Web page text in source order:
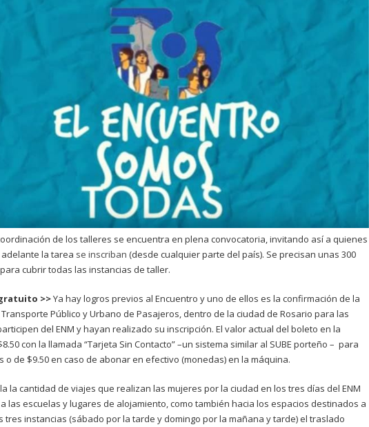
de los talleres se encuentra en plena convocatoria, invitando así a quienes
la tarea se inscriban (desde cualquier parte del país). Se precisan unas 300
cubrir todas las instancias de taller.
>>Ya hay logros previos al Encuentro y uno de ellos es la confirmación de la
Público y Urbano de Pasajeros, dentro de la ciudad de Rosario para las
del ENM y hayan realizado su inscripción. El valor actual del boleto en la
con la llamada “Tarjeta Sin Contacto” –un sistema similar al SUBE porteño – para
o de $9.50 en caso de abonar en efectivo (monedas) en la máquina.
la cantidad de viajes que realizan las mujeres por la ciudad en los tres días del ENM
las escuelas y lugares de alojamiento, como también hacia los espacios destinados a
tres instancias (sábado por la tarde y domingo por la mañana y tarde) el traslado